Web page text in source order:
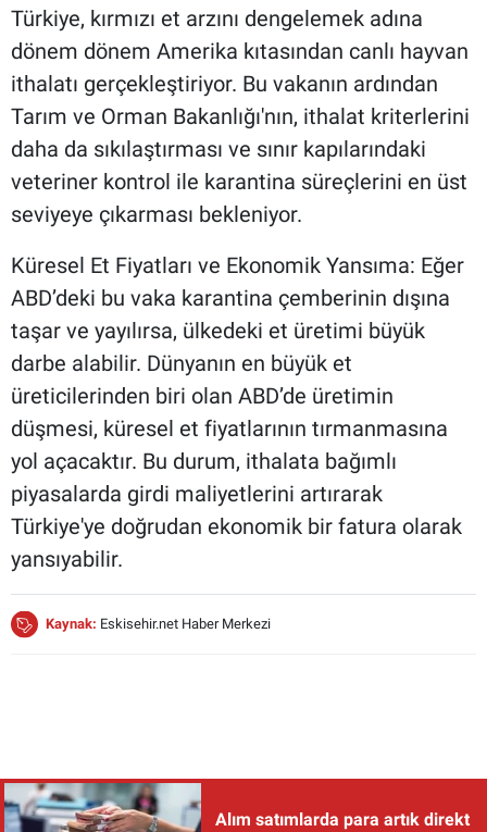
Türkiye, kırmızı et arzını dengelemek adına
dönem dönem Amerika kıtasından canlı hayvan
ithalatı gerçekleştiriyor. Bu vakanın ardından
Tarım ve Orman Bakanlığı'nın, ithalat kriterlerini
daha da sıkılaştırması ve sınır kapılarındaki
veteriner kontrol ile karantina süreçlerini en üst
seviyeye çıkarması bekleniyor.
Küresel Et Fiyatları ve Ekonomik Yansıma: Eğer
ABD’deki bu vaka karantina çemberinin dışına
taşar ve yayılırsa, ülkedeki et üretimi büyük
darbe alabilir. Dünyanın en büyük et
üreticilerinden biri olan ABD’de üretimin
düşmesi, küresel et fiyatlarının tırmanmasına
yol açacaktır. Bu durum, ithalata bağımlı
piyasalarda girdi maliyetlerini artırarak
Türkiye'ye doğrudan ekonomik bir fatura olarak
yansıyabilir.
Kaynak: Eskisehir.net Haber Merkezi
Alım satımlarda para artık direkt